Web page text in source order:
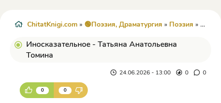
ChitatKnigi.com » 🟢Поэзия, Драматургия » Поэзия » Иносказательное - Татьяна Анатольевна Томина
Иносказательное - Татьяна Анатольевна
Томина
24.06.2026 - 13:00 0 0
0 0